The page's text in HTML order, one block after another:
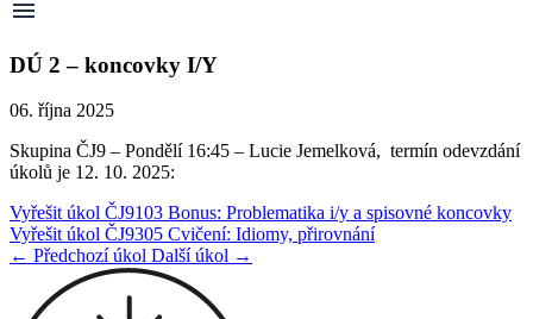
DÚ 2 – koncovky I/Y
06. října 2025
Skupina ČJ9 – Pondělí 16:45 – Lucie Jemelková, termín odevzdání
úkolů je 12. 10. 2025:
Vyřešit úkol ČJ9103 Bonus: Problematika i/y a spisovné koncovky
Vyřešit úkol ČJ9305 Cvičení: Idiomy, přirovnání
← Předchozí úkol Další úkol →